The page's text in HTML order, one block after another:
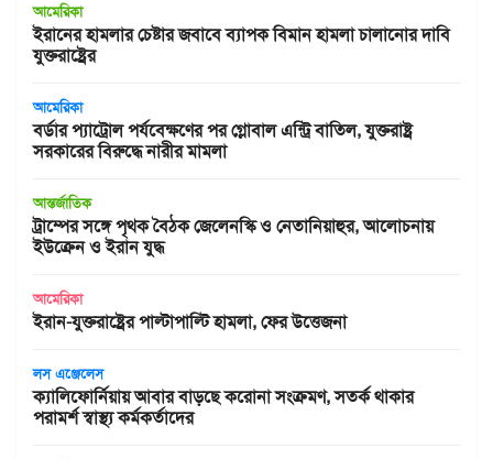
আমেরিকা
ইরানের হামলার চেষ্টার জবাবে ব্যাপক বিমান হামলা চালানোর দাবি
যুক্তরাষ্ট্রের
আমেরিকা
বর্ডার প্যাট্রোল পর্যবেক্ষণের পর গ্লোবাল এন্ট্রি বাতিল, যুক্তরাষ্ট্র
সরকারের বিরুদ্ধে নারীর মামলা
আন্তর্জাতিক
ট্রাম্পের সঙ্গে পৃথক বৈঠক জেলেনস্কি ও নেতানিয়াহুর, আলোচনায়
ইউক্রেন ও ইরান যুদ্ধ
আমেরিকা
ইরান-যুক্তরাষ্ট্রের পাল্টাপাল্টি হামলা, ফের উত্তেজনা
লস এঞ্জেলেস
ক্যালিফোর্নিয়ায় আবার বাড়ছে করোনা সংক্রমণ, সতর্ক থাকার
পরামর্শ স্বাস্থ্য কর্মকর্তাদের